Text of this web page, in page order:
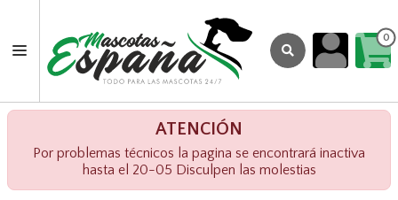
0
ATENCIÓN
Por problemas técnicos la pagina se encontrará inactiva
hasta el 20-05 Disculpen las molestias